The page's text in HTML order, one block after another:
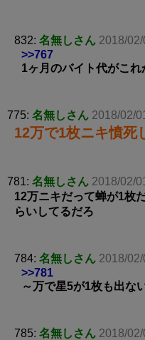
832: 名無しさん 2018/
>>767
1ヶ月のバイト代がこれ
775: 名無しさん 2018/02/
12万で1枚ニキ憤死
781: 名無しさん 2018/02/
12万ニキだって蝉が1枚
らいしてるだろ
784: 名無しさん 2018/
>>781
～万で星5が1枚も出な
785: 名無しさん 2018/